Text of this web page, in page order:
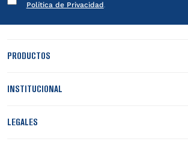
Política de Privacidad
PRODUCTOS
INSTITUCIONAL
LEGALES